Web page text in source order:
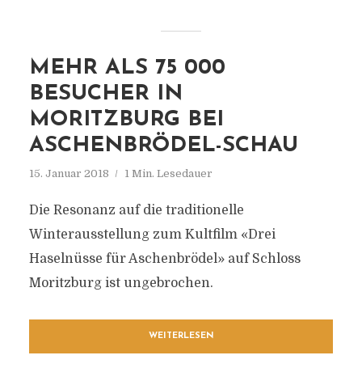
MEHR ALS 75 000
BESUCHER IN
MORITZBURG BEI
ASCHENBRÖDEL-SCHAU
15. Januar 2018 1 Min. Lesedauer
Die Resonanz auf die traditionelle
Winterausstellung zum Kultfilm «Drei
Haselnüsse für Aschenbrödel» auf Schloss
Moritzburg ist ungebrochen.
WEITERLESEN